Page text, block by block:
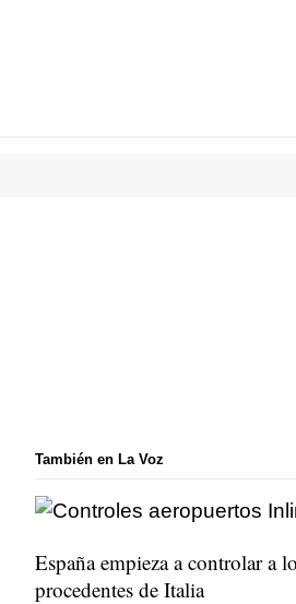
También en La Voz
España empieza a controlar a
procedentes de Italia